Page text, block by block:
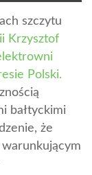
szczytu
Krzysztof
Polski.
bałtyckimi
że